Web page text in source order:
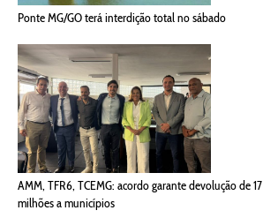
Ponte MG/GO terá interdição total no sábado
AMM, TFR6, TCEMG: acordo garante devolução de 17
milhões a municípios